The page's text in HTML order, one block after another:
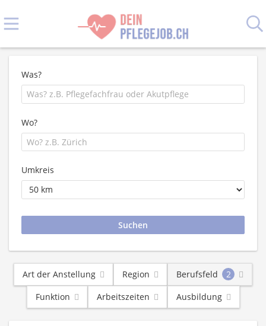
Was?
Wo?
Umkreis
Art der Anstellung Region Berufsfeld
2
Funktion
Arbeitszeiten Ausbildung